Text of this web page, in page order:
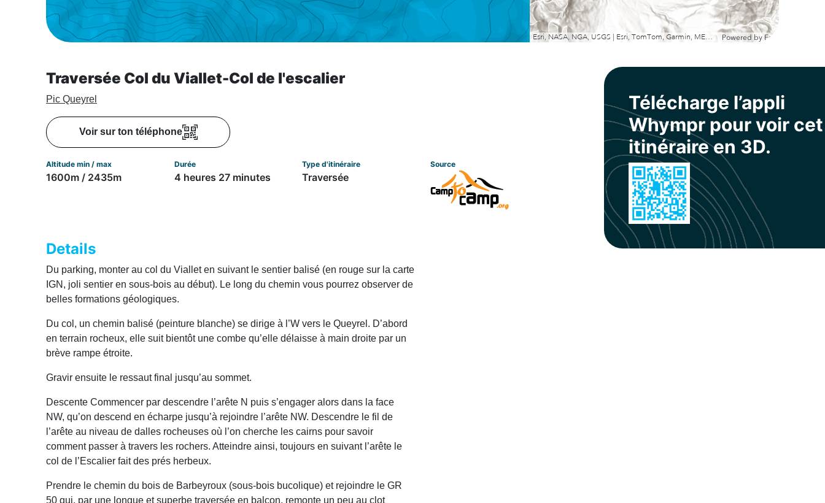
Esri, NASA, NGA, USGS | Esri, TomTom, Garmin, METI/NASA, USGS Powered by Esri
Traversée Col du Viallet-Col de l'escalier
Pic Queyrel
Voir sur ton téléphone
Altitude min / max
1600m / 2435m
Durée
4 heures 27 minutes
Type d'itinéraire
Traversée
Source
Details
Du parking, monter au col du Viallet en suivant le sentier balisé (en rouge sur la carte
IGN, joli sentier en sous-bois au début). Le long du chemin vous pourrez observer de
belles formations géologiques.
Du col, un chemin balisé (peinture blanche) se dirige à l’W vers le Queyrel. D’abord
en terrain rocheux, elle suit bientôt une combe qu’elle délaisse à main droite par un
brève rampe étroite.
Gravir ensuite le ressaut final jusqu’au sommet.
Descente Commencer par descendre l’arête N puis s’engager alors dans la face
NW, qu’on descend en écharpe jusqu’à rejoindre l’arête NW. Descendre le fil de
l’arête au niveau de dalles rocheuses où l’on cherche les cairns pour savoir
comment passer à travers les rochers. Atteindre ainsi, toujours en suivant l’arête le
col de l’Escalier fait des prés herbeux.
Prendre le chemin du bois de Barbeyroux (sous-bois bucolique) et rejoindre le GR
50 qui, par une longue et superbe traversée en balcon, remonte un peu au clot
Télécharge l’appli
Whympr pour voir cet
itinéraire en 3D.